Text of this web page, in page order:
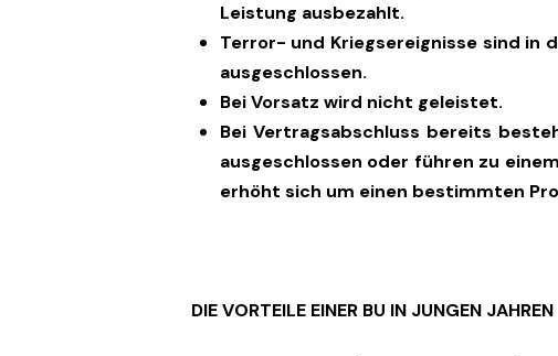
Leistung ausbezahlt.
Terror- und Kriegsereignisse sind in
ausgeschlossen.
Bei Vorsatz wird nicht geleistet.
Bei Vertragsabschluss bereits
ausgeschlossen oder führen zu
erhöht sich um einen bestimmten
DIE VORTEILE EINER BU IN JUNGEN JAHREN